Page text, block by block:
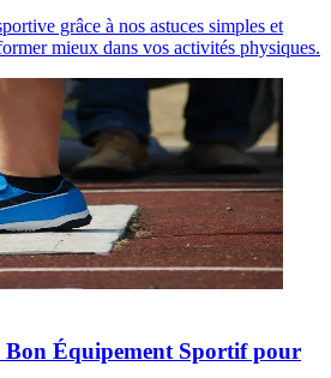
grâce à nos astuces simples et
mieux dans vos activités physiques.
Bon Équipement Sportif pour